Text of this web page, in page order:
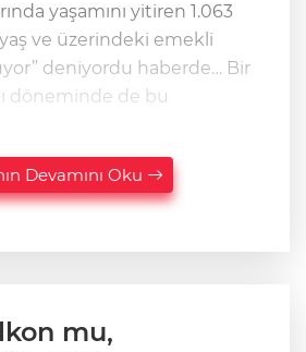
yaşamını yitiren 1.063
yaş ve üzerindeki emekli
deniyordu haberde… Bir
döneminde de bu
Devamını Oku
mu,